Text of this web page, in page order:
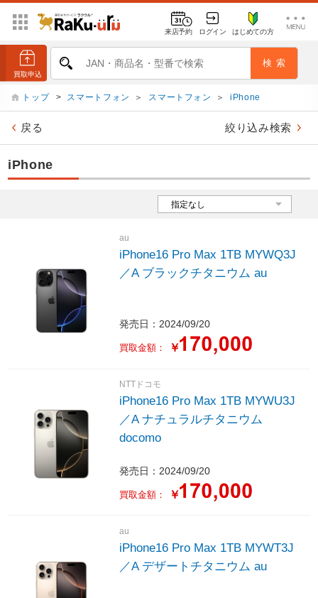
来店予約 ログイン はじめての方
トップ > スマートフォン ＞ スマートフォン ＞ iPhone
戻る 絞り込み検索
iPhone
au
iPhone16 Pro Max 1TB MYWQ3J
／A ブラックチタニウム au
発売日：2024/09/20
買取金額： ￥
NTTドコモ
iPhone16 Pro Max 1TB MYWU3J
／A ナチュラルチタニウム
docomo
発売日：2024/09/20
買取金額： ￥
au
iPhone16 Pro Max 1TB MYWT3J
／A デザートチタニウム au